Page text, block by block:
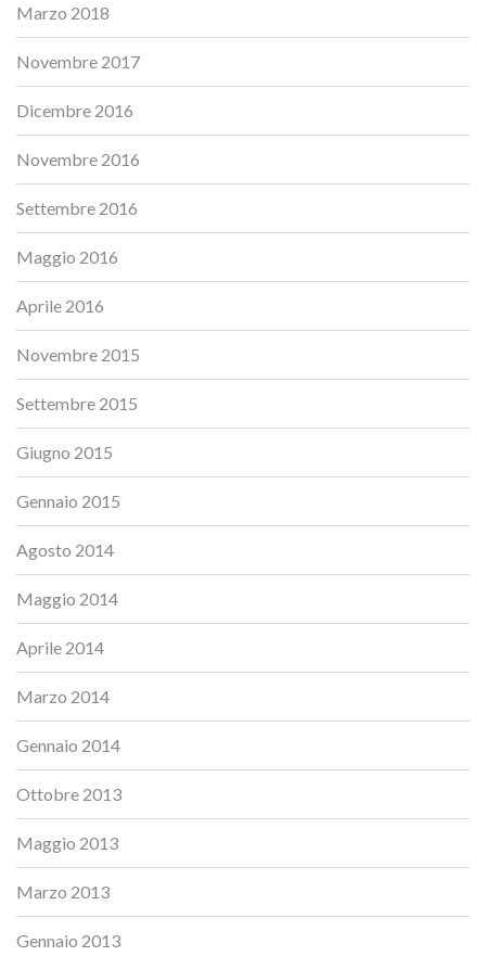
Marzo 2018
Novembre 2017
Dicembre 2016
Novembre 2016
Settembre 2016
Maggio 2016
Aprile 2016
Novembre 2015
Settembre 2015
Giugno 2015
Gennaio 2015
Agosto 2014
Maggio 2014
Aprile 2014
Marzo 2014
Gennaio 2014
Ottobre 2013
Maggio 2013
Marzo 2013
Gennaio 2013